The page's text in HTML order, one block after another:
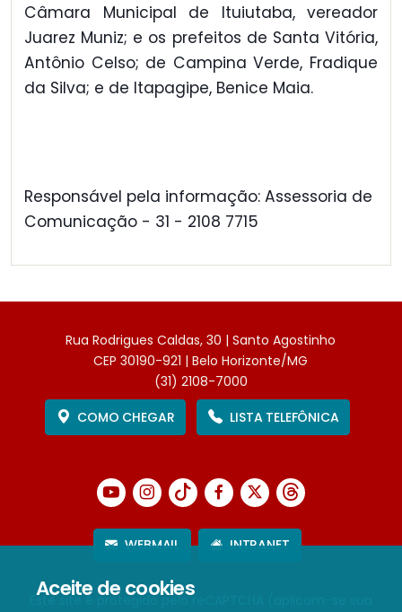
Aceite de cookies
Câmara Municipal de Ituiutaba, vereador
Juarez Muniz; e os prefeitos de Santa Vitória,
Antônio Celso; de Campina Verde, Fradique
da Silva; e de Itapagipe, Benice Maia.
Responsável pela informação: Assessoria de
Comunicação - 31 - 2108 7715
Rua Rodrigues Caldas, 30 | Santo Agostinho
CEP 30190-921 | Belo Horizonte/MG
(31) 2108-7000
COMO CHEGAR
LISTA TELEFÔNICA
WEBMAIL INTRANET
Este site é protegido pelo reCAPTCHA (aplicam-se sua